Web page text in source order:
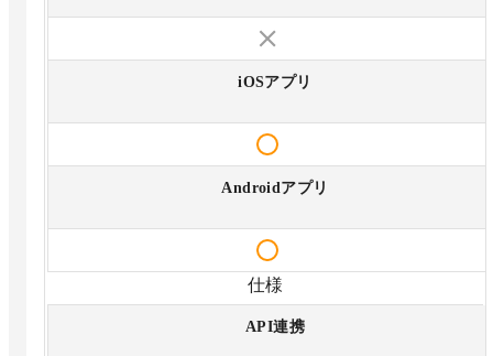
iOSアプリ
Androidアプリ
仕様
API連携